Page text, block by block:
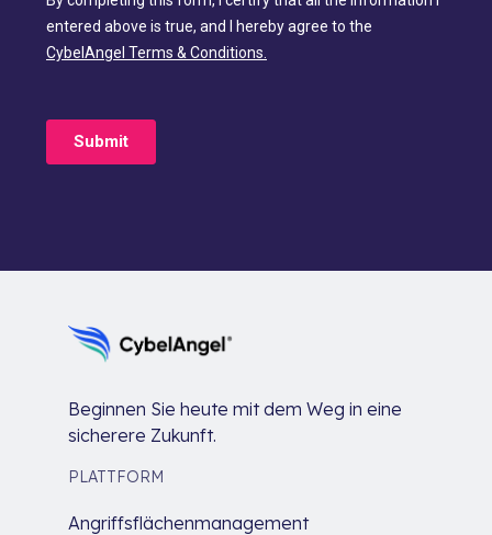
Beginnen Sie heute mit dem Weg in eine
sicherere Zukunft.
PLATTFORM
Angriffsflächenmanagement